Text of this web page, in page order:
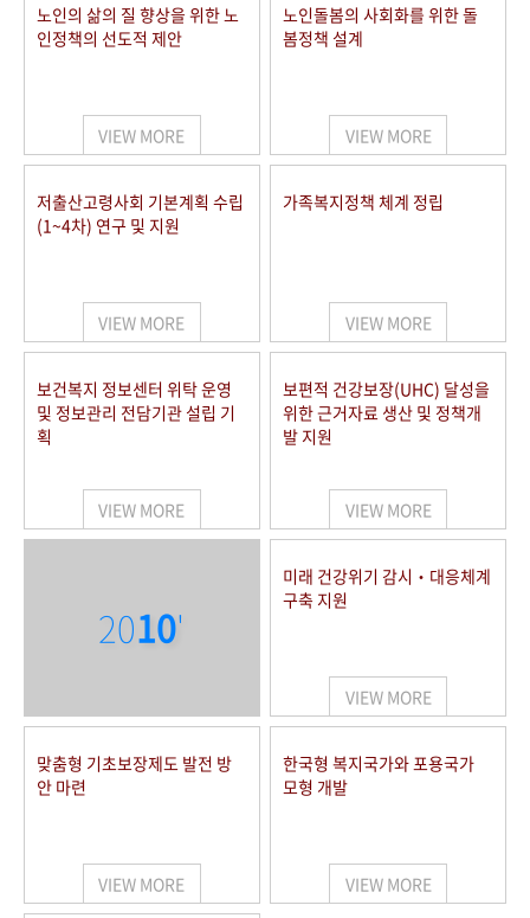
노인의 삶의 질 향상을 위한 노
인정책의 선도적 제안
VIEW MORE
노인돌봄의 사회화를 위한 돌
봄정책 설계
VIEW MORE
저출산고령사회 기본계획 수립
(1~4차) 연구 및 지원
VIEW MORE
가족복지정책 체계 정립
VIEW MORE
보건복지 정보센터 위탁 운영
및 정보관리 전담기관 설립 기
획
VIEW MORE
보편적 건강보장(UHC) 달성을
위한 근거자료 생산 및 정책개
발 지원
VIEW MORE
2010'
미래 건강위기 감시‧대응체계
구축 지원
VIEW MORE
맞춤형 기초보장제도 발전 방
안 마련
VIEW MORE
한국형 복지국가와 포용국가
모형 개발
VIEW MORE